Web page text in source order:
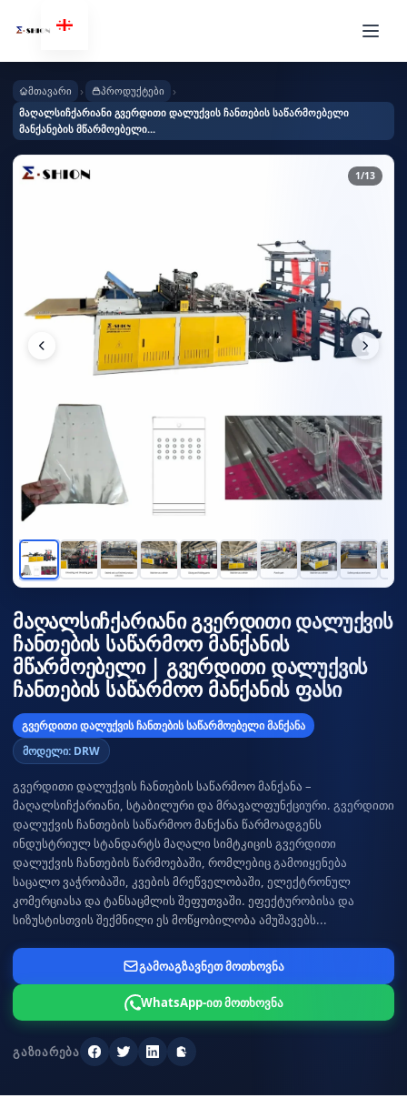
მთავარი › პროდუქტები ›
მაღალსიჩქარიანი გვერდითი დალუქვის ჩანთების საწარმოებელი
მანქანების მწარმოებელი...
1/13
მაღალსიჩქარიანი გვერდითი დალუქვის
ჩანთების საწარმოო მანქანის
მწარმოებელი | გვერდითი დალუქვის
ჩანთების საწარმოო მანქანის ფასი
გვერდითი დალუქვის ჩანთების საწარმოებელი მანქანა
მოდელი: DRW
გვერდითი დალუქვის ჩანთების საწარმოო მანქანა –
მაღალსიჩქარიანი, სტაბილური და მრავალფუნქციური. გვერდითი
დალუქვის ჩანთების საწარმოო მანქანა წარმოადგენს
ინდუსტრიულ სტანდარტს მაღალი სიმტკიცის გვერდითი
დალუქვის ჩანთების წარმოებაში, რომლებიც გამოიყენება
საცალო ვაჭრობაში, კვების მრეწველობაში, ელექტრონულ
კომერციასა და ტანსაცმლის შეფუთვაში. ეფექტურობისა და
სიზუსტისთვის შექმნილი ეს მოწყობილობა ამუშავებს...
გამოაგზავნეთ მოთხოვნა
WhatsApp-ით მოთხოვნა
ᲒᲐᲖᲘᲐᲠᲔᲑᲐ
ფეისბუქი
ტვიტერილინკდინიბმულის კოპირება